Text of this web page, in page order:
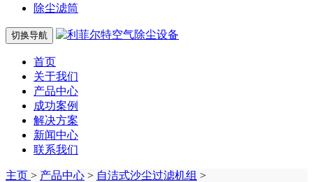
除尘滤筒
切换导航
首页
关于我们
产品中心
成功案例
解决方案
新闻中心
联系我们
主页 > 产品中心 > 自洁式沙尘过滤机组 >